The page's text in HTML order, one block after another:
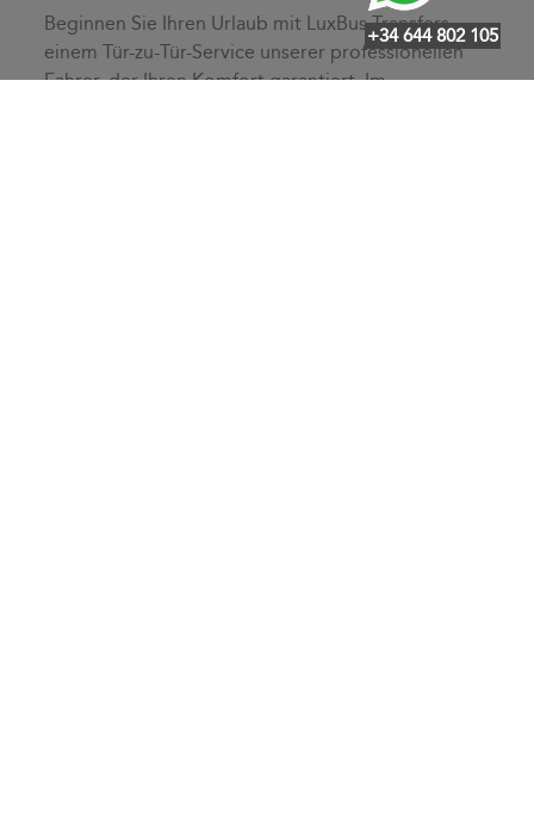
+34 644 802 105
Beginnen Sie Ihren Urlaub mit LuxBus Transfers,
einem Tür-zu-Tür-Service unserer professionellen
Fahrer, der Ihren Komfort garantiert. Im